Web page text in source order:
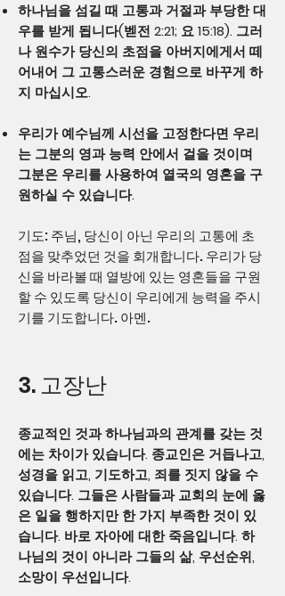
하나님을 섬길 때 고통과 거절과 부당한 대
우를 받게 됩니다(벧전 2:21; 요 15:18). 그러
나 원수가 당신의 초점을 아버지에게서 떼
어내어 그 고통스러운 경험으로 바꾸게 하
지 마십시오.
우리가 예수님께 시선을 고정한다면 우리
는 그분의 영과 능력 안에서 걸을 것이며
그분은 우리를 사용하여 열국의 영혼을 구
원하실 수 있습니다.
기도: 주님, 당신이 아닌 우리의 고통에 초
점을 맞추었던 것을 회개합니다. 우리가 당
신을 바라볼 때 열방에 있는 영혼들을 구원
할 수 있도록 당신이 우리에게 능력을 주시
기를 기도합니다. 아멘.
3. 고장난
종교적인 것과 하나님과의 관계를 갖는 것
에는 차이가 있습니다. 종교인은 거듭나고,
성경을 읽고, 기도하고, 죄를 짓지 않을 수
있습니다. 그들은 사람들과 교회의 눈에 옳
은 일을 행하지만 한 가지 부족한 것이 있
습니다. 바로 자아에 대한 죽음입니다. 하
나님의 것이 아니라 그들의 삶, 우선순위,
소망이 우선입니다.